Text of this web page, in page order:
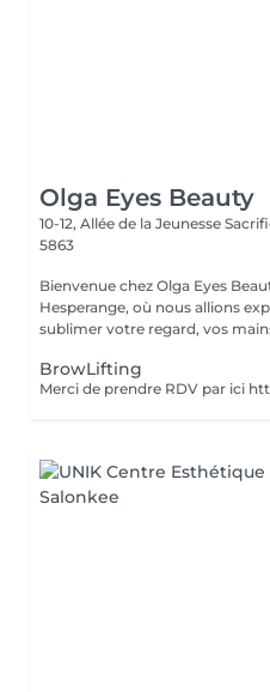
Olga Eyes Beauty
10-12, Allée de la Jeunesse
5863
Bienvenue chez Olga Eyes
Hesperange, où nous allions
sublimer votre regard, vos
BrowLifting